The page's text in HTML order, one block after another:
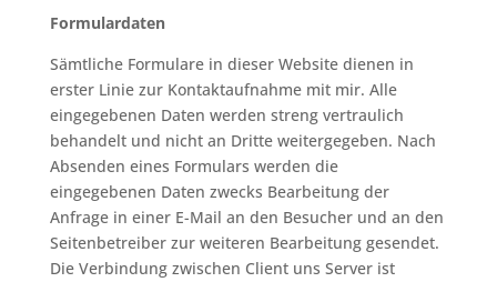
Formulardaten
Sämtliche Formulare in dieser Website dienen in
erster Linie zur Kontaktaufnahme mit mir. Alle
eingegebenen Daten werden streng vertraulich
behandelt und nicht an Dritte weitergegeben. Nach
Absenden eines Formulars werden die
eingegebenen Daten zwecks Bearbeitung der
Anfrage in einer E-Mail an den Besucher und an den
Seitenbetreiber zur weiteren Bearbeitung gesendet.
Die Verbindung zwischen Client uns Server ist